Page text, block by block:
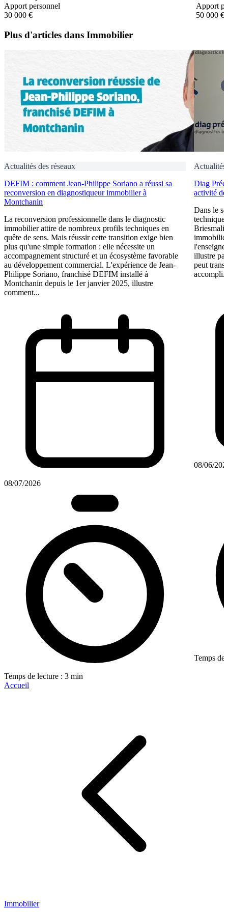
Apport personnel
30 000 €
Apport
50 000 €
Plus d'articles dans Immobilier
Actualités des réseaux
DEFIM : comment Jean-Philippe Soriano a réussi sa
reconversion en diagnostiqueur immobilier à
Montchanin
La reconversion professionnelle dans le diagnostic
immobilier attire de nombreux profils techniques en
quête de sens. Mais réussir cette transition exige bien
plus qu'une simple formation : elle nécessite un
accompagnement structuré et un écosystème favorable
au développement commercial. L'expérience de Jean-
Philippe Soriano, franchisé DEFIM installé à
Montchanin depuis le 1er janvier 2025, illustre
comment...
08/07/2026
Temps de lecture : 3 min
Actualités
Diag
activité
Dans le
technique
illustre
peut
accompli.
08/06/
Temps de
Accueil
Immobilier